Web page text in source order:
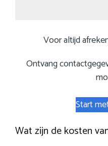
Voor altijd
Ontvang
Start
Wat zijn de kosten